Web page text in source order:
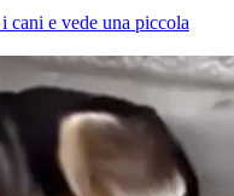
cani e vede una piccola